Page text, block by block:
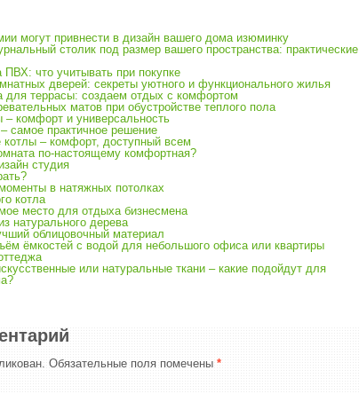
могут привнести в дизайн вашего дома изюминку
столик под размер вашего пространства: практические
ПВХ: что учитывать при покупке
дверей: секреты уютного и функционального жилья
для террасы: создаем отдых с комфортом
матов при обустройстве теплого пола
– комфорт и универсальность
самое практичное решение
– комфорт, доступный всем
по-настоящему комфортная?
студия
в натяжных потолках
котла
место для отдыха бизнесмена
натурального дерева
облицовочный материал
ёмкостей с водой для небольшого офиса или квартиры
или натуральные ткани – какие подойдут для
Обязательные поля помечены *